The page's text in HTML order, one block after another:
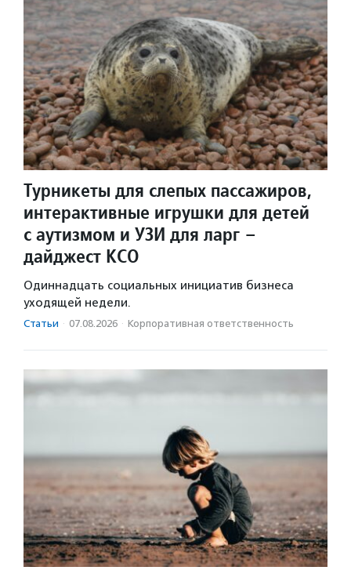
Турникеты для слепых пассажиров,
интерактивные игрушки для детей
с аутизмом и УЗИ для ларг –
дайджест КСО
Одиннадцать социальных инициатив бизнеса
уходящей недели.
Статьи · 07.08.2026 · Корпоративная ответственность